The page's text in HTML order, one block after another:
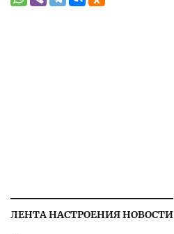
ЛЕНТА НАСТРОЕНИЯ НОВОСТИ